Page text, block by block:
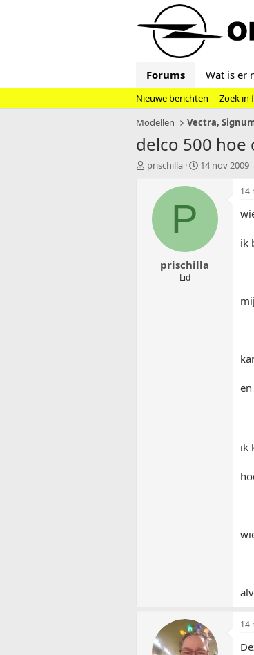
Forums Wat is er
Nieuwe berichten
Zoek in
Modellen
Vectra,
delco 500 hoe
T
prischilla
S
a
t
u
14 nov 2009
P
prischilla
Lid
14
ik
ik
14